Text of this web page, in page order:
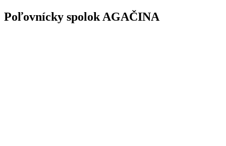
Poľovnícky spolok AGAČINA